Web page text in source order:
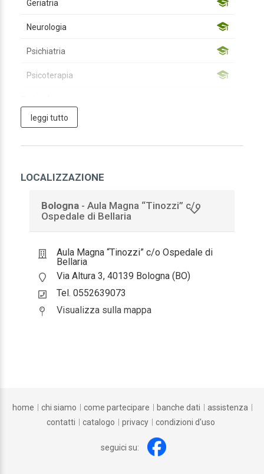
Geriatria
Neurologia
Psichiatria
Psicoterapia
Psicologia
Psicoterapia
Assistente sanitario
Assistente sanitario
Infermiere
Infermiere
Tecnico della riabilitazione psichiatrica
Tecnico della riabilitazione psichiatrica
leggi tutto
LOCALIZZAZIONE
Bologna - Aula Magna “Tinozzi” c/o
Ospedale di Bellaria
Aula Magna “Tinozzi” c/o Ospedale di
Bellaria
Via Altura 3, 40139 Bologna (BO)
Tel. 0552639073
Visualizza sulla mappa
home chi siamo come partecipare banche dati
assistenza
contatti
catalogo privacy condizioni d'uso
seguici su: